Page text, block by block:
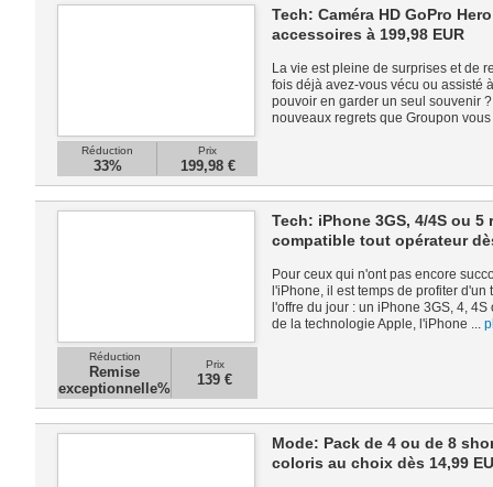
Réduction
33%
Prix
199,98 €
Tech: Caméra HD GoPro
accessoires à 199,98 EUR
La vie est pleine de surprises et de
fois déjà avez-vous vécu ou assisté
pouvoir en garder un seul souvenir
nouveaux regrets que Groupon
Réduction
Remise
exceptionnelle%
Prix
139 €
Tech: iPhone 3GS, 4/4S ou
compatible tout opérateur
Pour ceux qui n'ont pas encore
l'iPhone, il est temps de profiter d'un
l'offre du jour : un iPhone 3GS, 4,
de la technologie Apple, l'iPhone ...
Mode: Pack de 4 ou de 8
coloris au choix dès 14,99